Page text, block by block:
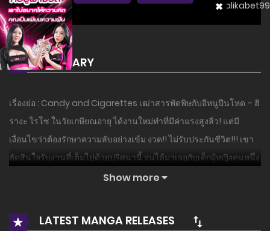
SUMMARY
เรื่องย่อ : Candy and Cigarettes เฒ่าสารพัดพิษกับอีหนูปืนโหด – ฮิ
รางะ ไรโซ ในวัยเกษียณอายุ ได้งานใหม่ทําที่มีค่าแรงสูงลิ่ว! แต่มี
เงื่อนไขว่าต้องรักษาความลับอย่างเข้ม งวด!! ไม่รับประกันชีวิต!!! เขา
ตัดสินใจรับงานที่เต็มไปด้วยปริศนานี้ จนได้มาเจอกับเด็กผู้หญิงคนหนึ่ง
ในที่เกิดเหตุฆาตกรรมสุดอํามหิต ชื่อของหล่อนคือ สึซึคาเซะ มิฮารุ เป็น
อ่านเรื่องนี้ก่อนใครได้ที่ MANGA-LC.NET เท่านั้น!
Show more
LATEST MANGA RELEASES